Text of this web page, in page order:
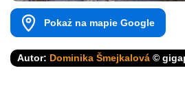
Pokaż na mapie Google
Autor: Dominika Šmejkalová ©